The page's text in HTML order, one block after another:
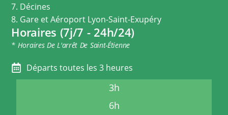
7. Décines
8. Gare et Aéroport Lyon-Saint-Exupéry
Horaires (7j/7 - 24h/24)
* Horaires De L'arrêt De Saint-Étienne
Départs toutes les 3 heures
3h
6h